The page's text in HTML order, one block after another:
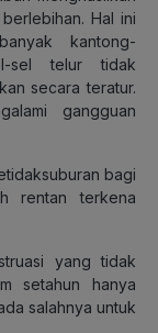
Hal ini
kantong-
sel telur tidak
secara teratur.
gangguan
bagi
rentan terkena
yang tidak
setahun hanya
salahnya untuk